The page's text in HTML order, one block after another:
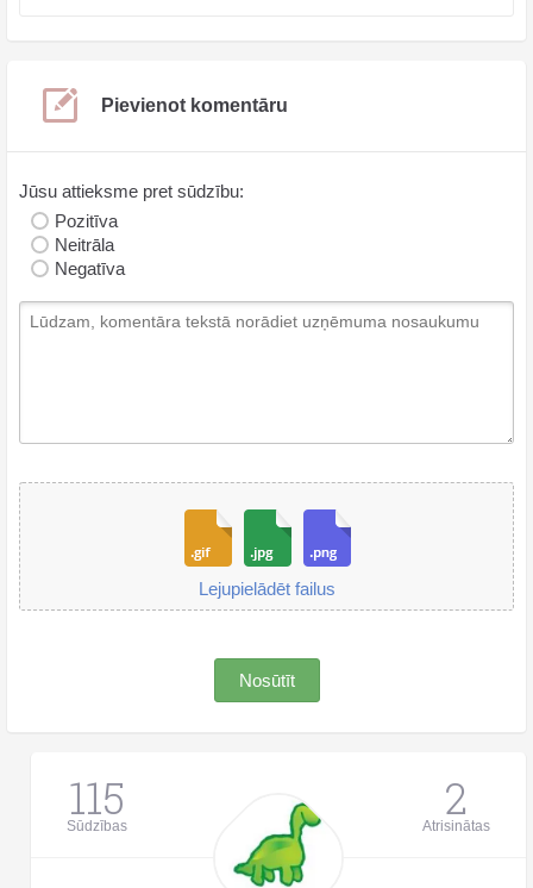
Pievienot komentāru
Jūsu attieksme pret sūdzību:
Pozitīva
Neitrāla
Negatīva
Lejupielādēt failus
Nosūtīt
115
Sūdzības 2
Atrisinātas